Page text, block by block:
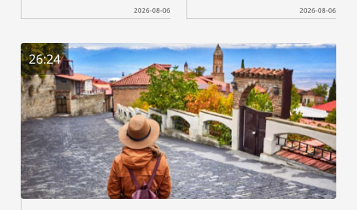
2026-08-06
2026-08-06
26:24